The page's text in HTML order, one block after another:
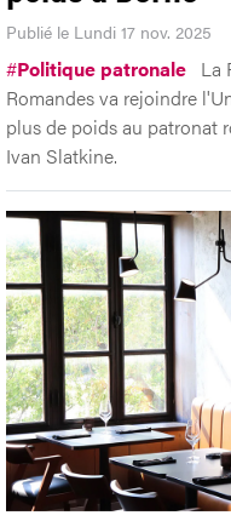
Publié le Lundi 17 nov. 2025
#Politique patronale La
Romandes va rejoindre
plus de poids au patronat
Ivan Slatkine.